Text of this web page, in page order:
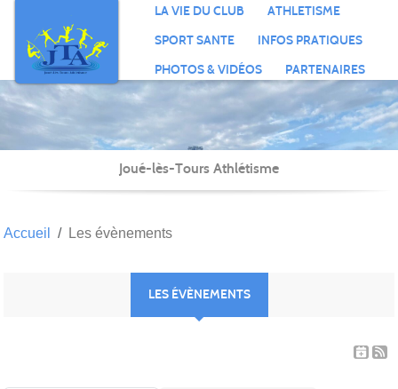
LA VIE DU CLUB
ATHLETISME
SPORT SANTE
INFOS PRATIQUES
PHOTOS & VIDÉOS
PARTENAIRES
Joué-lès-Tours Athlétisme
Accueil Les évènements
LES ÉVÈNEMENTS
Panneau de gestion des cookies